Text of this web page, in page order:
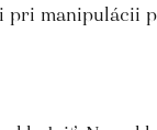
pri manipulácii